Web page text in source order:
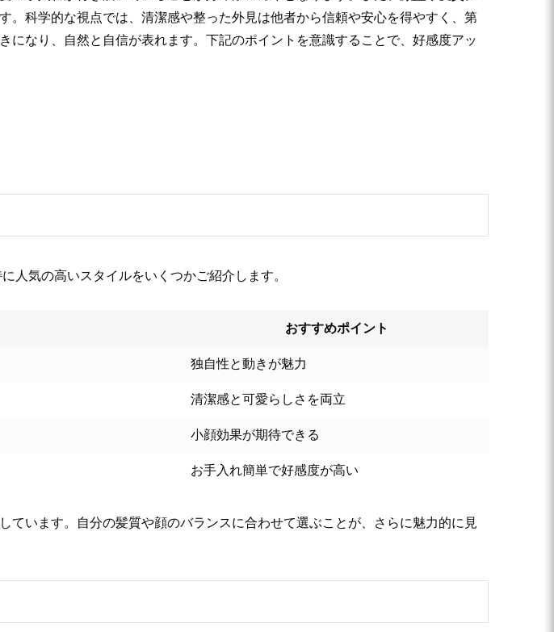
。科学的な視点では、清潔感や整った外見は他者から信頼や安心を得やすく、第
なり、自然と自信が表れます。下記のポイントを意識することで、好感度アッ
人気の高いスタイルをいくつかご紹介します。
おすすめポイント
独自性と動きが魅力
清潔感と可愛らしさを両立
小顔効果が期待できる
お手入れ簡単で好感度が高い
ています。自分の髪質や顔のバランスに合わせて選ぶことが、さらに魅力的に見